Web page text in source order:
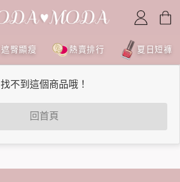
遮臀顯瘦 熱賣排行 夏日短褲
找不到這個商品哦！
回首頁